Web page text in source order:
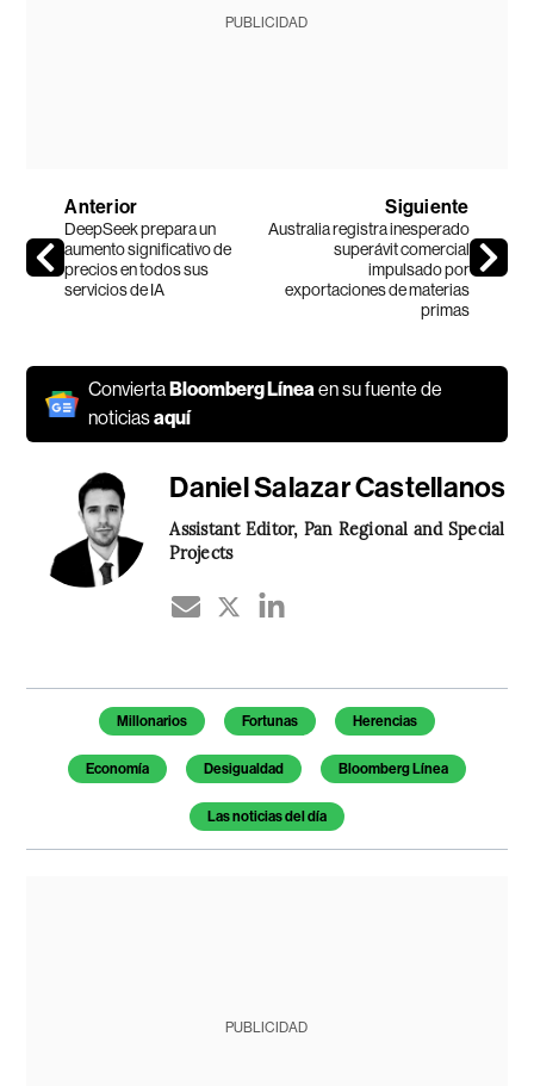
PUBLICIDAD
Anterior
DeepSeek prepara un
aumento significativo de
precios en todos sus
servicios de IA
Siguiente
Australia registra inesperado
superávit comercial
impulsado por
exportaciones de materias
primas
ConviertaBloomberg Líneaen su fuente de
noticiasaquí
Daniel Salazar Castellanos
Assistant Editor, Pan Regional and Special
Projects
Temas de este artículo
Millonarios Fortunas Herencias
Economía Desigualdad Bloomberg Línea
Las noticias del día
PUBLICIDAD